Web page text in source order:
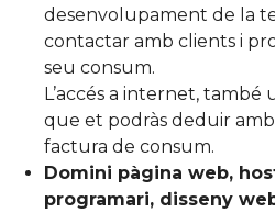
desenvolupament de la
contactar amb clients i
seu consum.
L’accés a internet,
que et podràs deduir
factura de consum.
Domini pàgina web,
programari, disseny